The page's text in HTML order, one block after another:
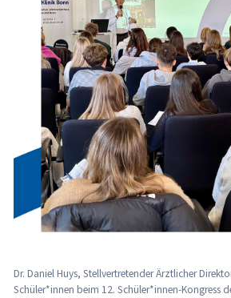
Dr. Daniel Huys, Stellvertretender Ärztlicher
Schüler*innen beim 12. Schüler*innen-Kongress